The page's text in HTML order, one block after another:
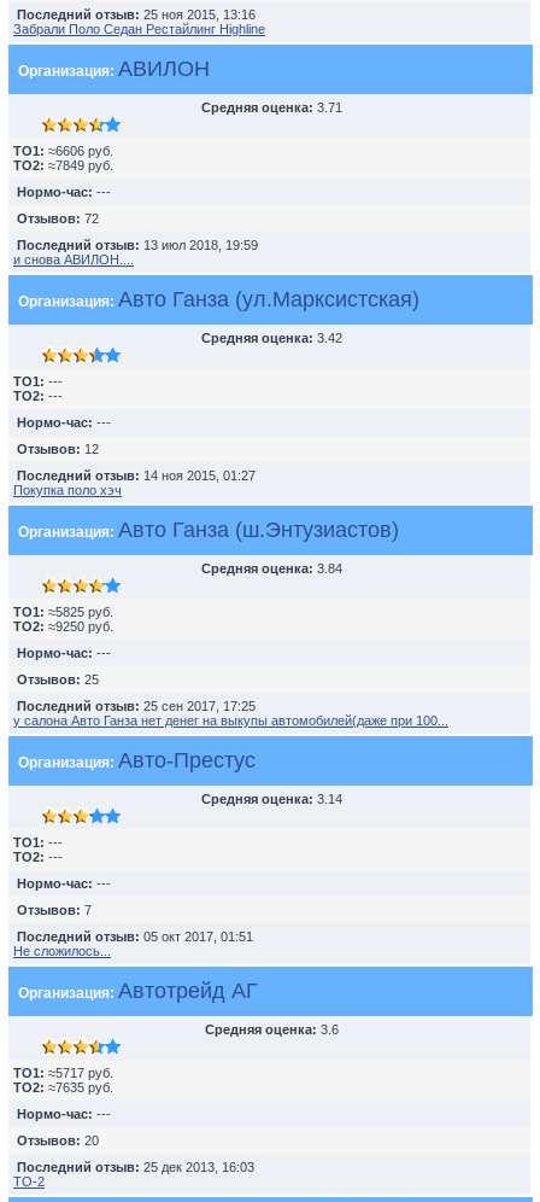
Последний отзыв: 25 ноя 2015, 13:16
Забрали Поло Седан Рестайлинг Highline
Организация: АВИЛОН
Средняя оценка: 3.71
TO1: ≈6606 руб.
TO2: ≈7849 руб.
Нормо-час: ---
Отзывов: 72
Последний отзыв: 13 июл 2018, 19:59
и снова АВИЛОН....
Организация: Авто Ганза (ул.Марксистская)
Средняя оценка: 3.42
TO1: ---
TO2: ---
Нормо-час: ---
Отзывов: 12
Последний отзыв: 14 ноя 2015, 01:27
Покупка поло хэч
Организация: Авто Ганза (ш.Энтузиастов)
Средняя оценка: 3.84
TO1: ≈5825 руб.
TO2: ≈9250 руб.
Нормо-час: ---
Отзывов: 25
Последний отзыв: 25 сен 2017, 17:25
у салона Авто Ганза нет денег на выкупы автомобилей(даже при 100...
Организация: Авто-Престус
Средняя оценка: 3.14
TO1: ---
TO2: ---
Нормо-час: ---
Отзывов: 7
Последний отзыв: 05 окт 2017, 01:51
Не сложилось...
Организация: Автотрейд АГ
Средняя оценка: 3.6
TO1: ≈5717 руб.
TO2: ≈7635 руб.
Нормо-час: ---
Отзывов: 20
Последний отзыв: 25 дек 2013, 16:03
ТО-2